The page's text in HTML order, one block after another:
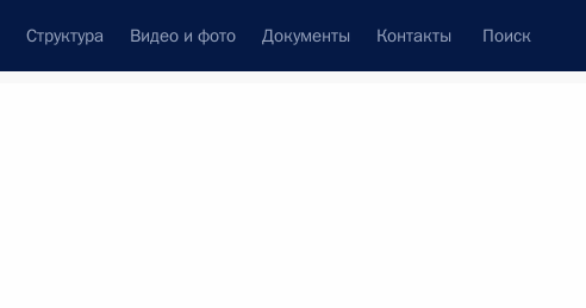
Структура Видео и фото Документы Контакты Поиск